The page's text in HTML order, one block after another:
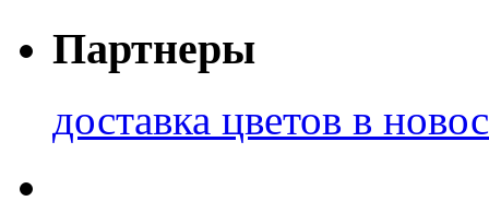
Партнеры
доставка цветов в